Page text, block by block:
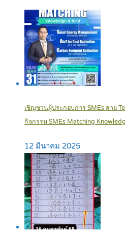
เชิญชวนผู้ประกอบการ SMEs สาย
กิจกรรม SMEs Matching
12 มีนาคม 2025